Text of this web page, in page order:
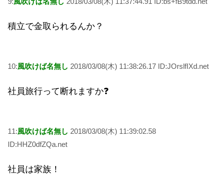
積立で金取られるんか？
10:風吹けば名無し 2018/03/08(木) 11:38:26.17 ID:JOrslfIXd.net
社員旅行って断れますか❓
11:風吹けば名無し 2018/03/08(木) 11:39:02.58
ID:HHZ0dfZQa.net
社員は家族！